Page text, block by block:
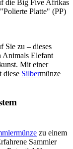
die Big Five Afrikas
Platte" (PP)
Sie zu – dieses
Animals Elefant
Mit einer
diese Silbermünze
zu einem
Sammler